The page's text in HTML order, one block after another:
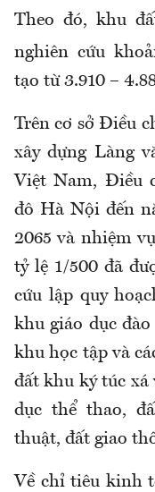
Theo đó, khu
nghiên cứu
tạo từ 3.910 –
Trên cơ sở Điều
xây dựng Làng
Việt Nam, Điều
đô Hà Nội đến
2065 và nhiệm
tỷ lệ 1/500 đã
cứu lập quy
khu giáo dục
khu học tập và
đất khu ký túc
dục thể thao,
thuật, đất giao
Về chỉ tiêu kinh